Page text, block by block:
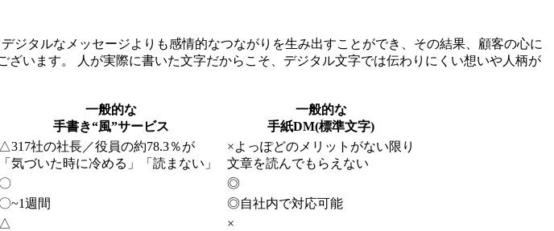
タルなメッセージよりも感情的なつながりを生み出すことができ、その結果、顧客の心に
います。 人が実際に書いた文字だからこそ、デジタル文字では伝わりにくい想いや人柄が
一般的な
手書き“風”サービス
一般的な
手紙DM(標準文字)
△317社の社長／役員の約78.3％が
「気づいた時に冷める」「読まない」
×よっぽどのメリットがない限り
文章を読んでもらえない
〇
◎
〇~1週間 ◎自社内で対応可能
△ ×